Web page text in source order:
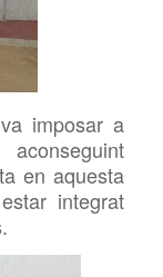
imposar a
en aquesta
integrat